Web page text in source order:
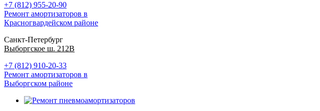
+7 (812) 955-20-90
Ремонт амортизаторов в
Красногвардейском районе
Санкт-Петербург
Выборгское ш. 212В
+7 (812) 910-20-33
Ремонт амортизаторов в
Выборгском районе